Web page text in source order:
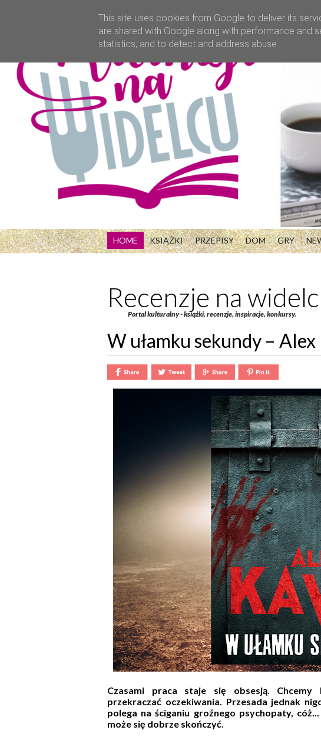
HOME KSIĄŻKI PRZEPISY DOM GRY
Recenzje na
Portal kulturalny - książki, recenzje, inspiracje, konkursy.
W ułamku sekundy – Alex
Czasami praca staje się obsesją. Chcemy
przekraczać oczekiwania. Przesada jednak
polega na ściganiu groźnego psychopaty,
może się dobrze skończyć.
This site uses cookies from Google to deliver its
are shared with Google along with performance and
statistics, and to detect and address abuse.